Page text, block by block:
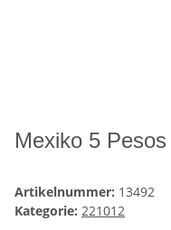
Mexiko 5
Artikelnummer: 13492
Kategorie: 221012